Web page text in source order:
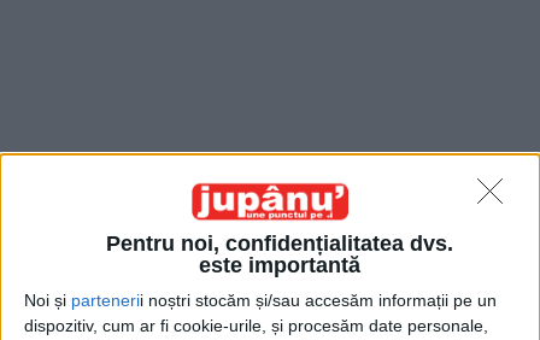
Pentru noi, confidențialitatea dvs.
este importantă
Noi și partenerii noștri stocăm și/sau accesăm informații pe un
dispozitiv, cum ar fi cookie-urile, și procesăm date personale,